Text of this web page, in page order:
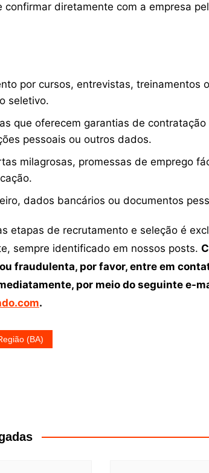
confirmar diretamente com a empresa
por cursos, entrevistas, treinamentos
seletivo.
que oferecem garantias de contratação
pessoais ou outros dados.
milagrosas, promessas de emprego
dados bancários ou documentos
etapas de recrutamento e seleção é
sempre identificado em nossos posts.
fraudulenta, por favor, entre em
por meio do seguinte e-
.
(BA)